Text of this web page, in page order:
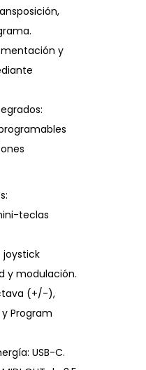
y
teclas
joystick
y modulación.
(+/-),
Program
USB-C.